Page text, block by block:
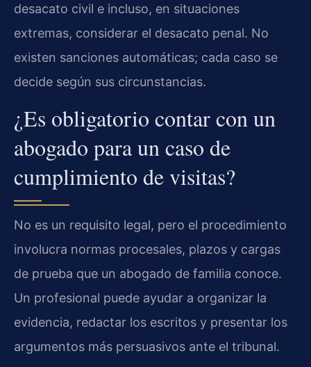
desacato civil e incluso, en situaciones
extremas, considerar el desacato penal. No
existen sanciones automáticas; cada caso se
decide según sus circunstancias.
¿Es obligatorio contar con un
abogado para un caso de
cumplimiento de visitas?
No es un requisito legal, pero el procedimiento
involucra normas procesales, plazos y cargas
de prueba que un abogado de familia conoce.
Un profesional puede ayudar a organizar la
evidencia, redactar los escritos y presentar los
argumentos más persuasivos ante el tribunal.